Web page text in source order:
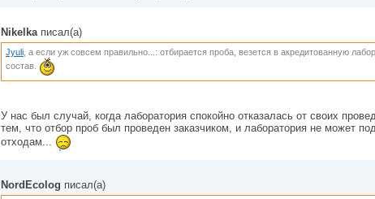
Nikelkaписал(а)
Jyuli , а если уж совсем правильно...: отбирается проба, везется в акредитованную
состав.
У нас был случай, когда лаборатория спокойно отказалась от своих
тем, что отбор проб был проведен заказчиком, и лаборатория не может
отходам...
NordEcolog писал(а)